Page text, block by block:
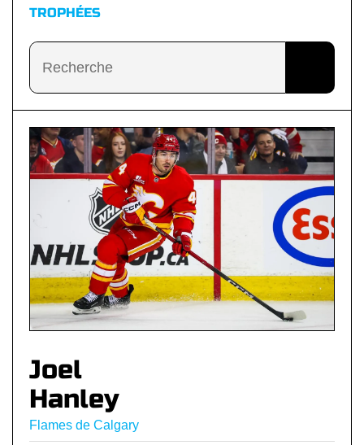
TROPHÉES
Joel
Hanley
Flames de Calgary